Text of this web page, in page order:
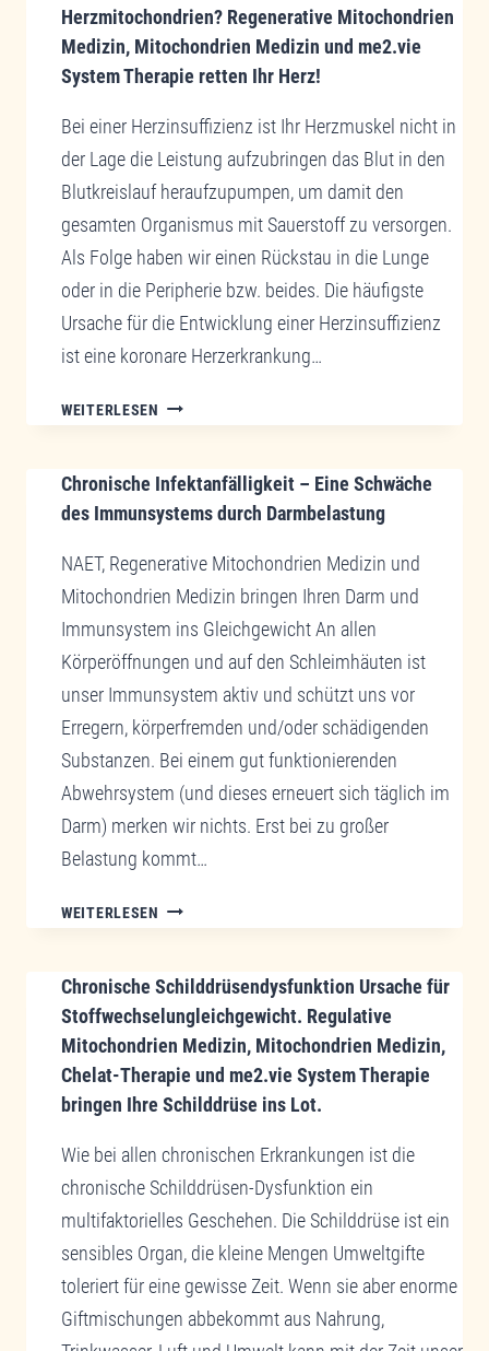
–
DEN
URSACHEN
AUF
DER
Herzmitochondrien? Regenerative Mitochondrien
Medizin, Mitochondrien Medizin und me2.vie
System Therapie retten Ihr Herz!
Bei einer Herzinsuffizienz ist Ihr Herzmuskel nicht in
der Lage die Leistung aufzubringen das Blut in den
Blutkreislauf heraufzupumpen, um damit den
gesamten Organismus mit Sauerstoff zu versorgen.
Als Folge haben wir einen Rückstau in die Lunge
oder in die Peripherie bzw. beides. Die häufigste
Ursache für die Entwicklung einer Herzinsuffizienz
ist eine koronare Herzerkrankung…
WEITERLESEN HERZINSUFFIZIENZ
EINE
ERKRANKUNG
DER
REGENERATIVE
MITOCHONDRIEN
MITOCHONDRIEN
MEDIZIN
UND
ME2.VIE
SYSTEM
THERAPIE
RETTEN
IHR
HERZ!
Chronische Infektanfälligkeit – Eine Schwäche
des Immunsystems durch Darmbelastung
NAET, Regenerative Mitochondrien Medizin und
Mitochondrien Medizin bringen Ihren Darm und
Immunsystem ins Gleichgewicht An allen
Körperöffnungen und auf den Schleimhäuten ist
unser Immunsystem aktiv und schützt uns vor
Erregern, körperfremden und/oder schädigenden
Substanzen. Bei einem gut funktionierenden
Abwehrsystem (und dieses erneuert sich täglich im
Darm) merken wir nichts. Erst bei zu großer
Belastung kommt…
WEITERLESEN CHRONISCHE
INFEKTANFÄLLIGKEIT
EINE
SCHWÄCHE
DES
IMMUNSYSTEMS
DURCH
DARMBELASTUNG
Chronische Schilddrüsendysfunktion Ursache für
Stoffwechselungleichgewicht. Regulative
Mitochondrien Medizin, Mitochondrien Medizin,
Chelat-Therapie und me2.vie System Therapie
bringen Ihre Schilddrüse ins Lot.
Wie bei allen chronischen Erkrankungen ist die
chronische Schilddrüsen-Dysfunktion ein
multifaktorielles Geschehen. Die Schilddrüse ist ein
sensibles Organ, die kleine Mengen Umweltgifte
toleriert für eine gewisse Zeit. Wenn sie aber enorme
Giftmischungen abbekommt aus Nahrung,